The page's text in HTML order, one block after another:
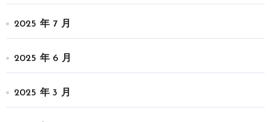
2025 年 7 月
2025 年 6 月
2025 年 3 月